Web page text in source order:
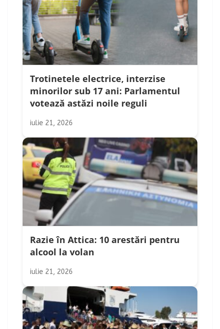
Trotinetele electrice, interzise
minorilor sub 17 ani: Parlamentul
votează astăzi noile reguli
iulie 21, 2026
Razie în Attica: 10 arestări pentru
alcool la volan
iulie 21, 2026